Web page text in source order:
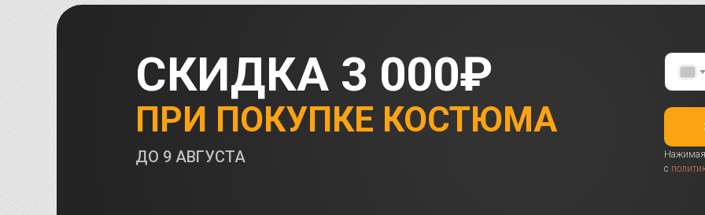
ПРИ ПОКУПКЕ КОСТЮМА
СКИДКА 3 000₽
ДО 9 АВГУСТА
Нажимая
с